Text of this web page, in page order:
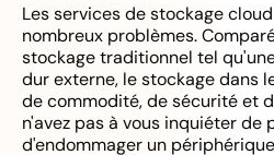
Les services de stockage
nombreux problèmes.
stockage traditionnel tel
dur externe, le stockage dans
de commodité, de sécurité et
n'avez pas à vous inquiéter de
d'endommager un